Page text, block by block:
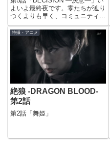
よいよ最終夜です。零たちが辿り
つくよりも早く、コミュニティを
移動しているリング。でも、痕跡
となる羽根を残していました。…
ってそれどう考えても罠でしょｗ
たぶん、番犬所と通信してるカイ
ン。とても理知的な雰囲...
特撮・アニメ
絶狼 -DRAGON BLOOD-
第2話
第2話「舞姫」